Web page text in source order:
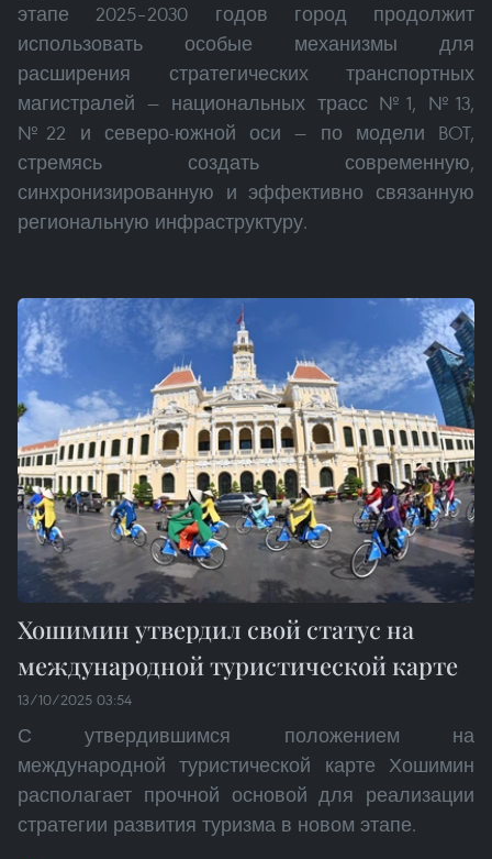
этапе 2025–2030 годов город продолжит
использовать особые механизмы для
расширения стратегических транспортных
магистралей — национальных трасс №1, №13,
№22 и северо-южной оси — по модели BOT,
стремясь создать современную,
синхронизированную и эффективно связанную
региональную инфраструктуру.
Хошимин утвердил свой статус на
международной туристической карте
13/10/2025 03:54
С утвердившимся положением на
международной туристической карте Хошимин
располагает прочной основой для реализации
стратегии развития туризма в новом этапе.